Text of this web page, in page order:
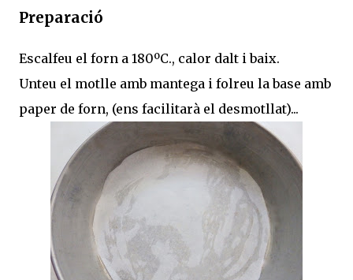
Preparació
Escalfeu el forn a 180ºC., calor dalt i baix.
Unteu el motlle amb mantega i folreu la base amb
paper de forn, (ens facilitarà el desmotllat)...